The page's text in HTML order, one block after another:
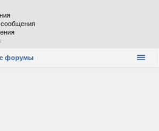
сообщения
форумы